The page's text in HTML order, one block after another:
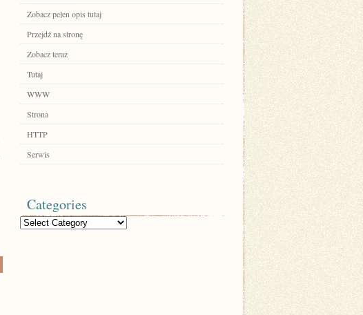
Zobacz pełen opis tutaj
Przejdź na stronę
Zobacz teraz
Tutaj
WWW
Strona
HTTP
Serwis
Categories
Categories